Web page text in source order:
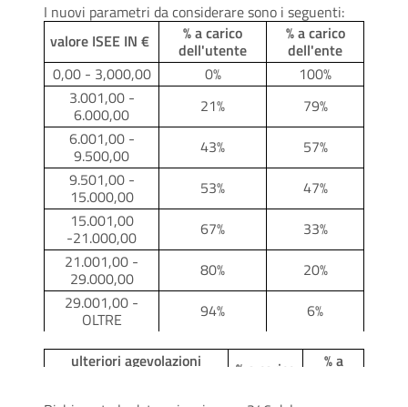
I nuovi parametri da considerare sono i seguenti:
valore ISEE IN €
% a carico
dell'utente
% a carico
dell'ente
0,00 - 3,000,00
0%
100%
3.001,00 -
6.000,00 21%
79%
6.001,00 -
9.500,00 43%
57%
9.501,00 -
15.000,00 53%
47%
15.001,00
-21.000,00 67%
33%
21.001,00 -
29.000,00 80%
20%
29.001,00 -
OLTRE 94% 6%
ulteriori agevolazioni % a carico % a